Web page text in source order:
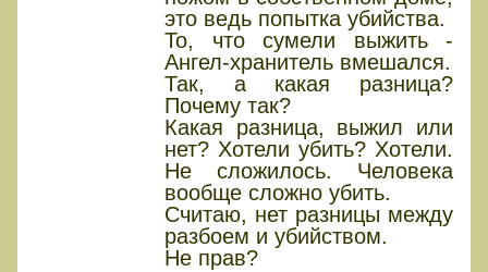
это ведь попытка убийства.
То, что сумели выжить -
Ангел-хранитель вмешался.
Так, а какая разница?
Почему так?
Какая разница, выжил или
нет? Хотели убить? Хотели.
Не сложилось. Человека
вообще сложно убить.
Считаю, нет разницы между
разбоем и убийством.
Не прав?